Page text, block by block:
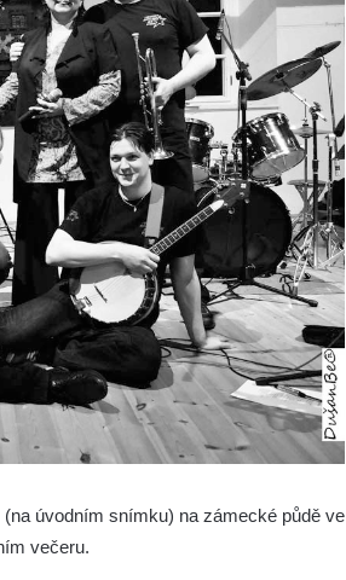
úvodním snímku) na zámecké půdě ve
večeru.